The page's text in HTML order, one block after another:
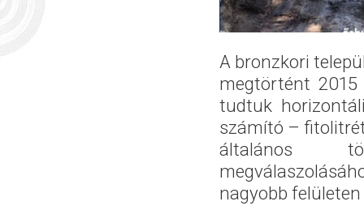
A bronzkori
megtörtént
tudtuk
számító –
általános
nagyobb